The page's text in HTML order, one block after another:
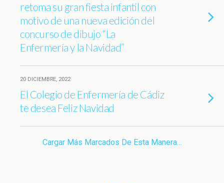
retoma su gran fiesta infantil con
motivo de una nueva edición del
concurso de dibujo “La
Enfermería y la Navidad”
20 DICIEMBRE, 2022
El Colegio de Enfermería de Cádiz
te desea Feliz Navidad
Cargar Más Marcados De Esta Manera…